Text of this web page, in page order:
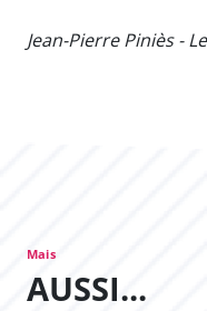
Jean-Pierre Piniès -
Mais
AUSSI...